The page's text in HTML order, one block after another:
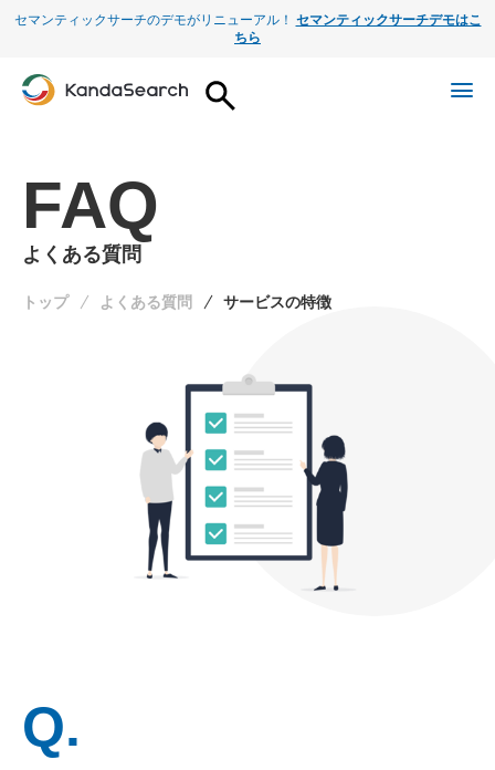
セマンティックサーチのデモがリニューアル！ セマンティックサーチデモはこ
ちら
FAQ
よくある質問
トップ よくある質問 サービスの特徴
Q.